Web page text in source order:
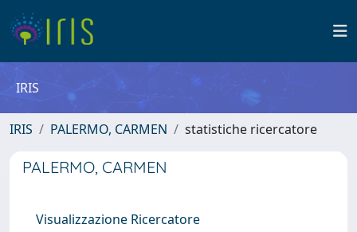
IRIS
IRIS PALERMO, CARMEN statistiche ricercatore
PALERMO, CARMEN
Visualizzazione Ricercatore